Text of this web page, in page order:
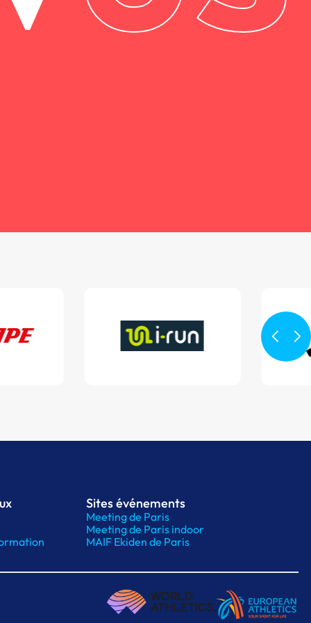
Sites événements
Meeting de Paris
Meeting de Paris indoor
MAIF Ekiden de Paris